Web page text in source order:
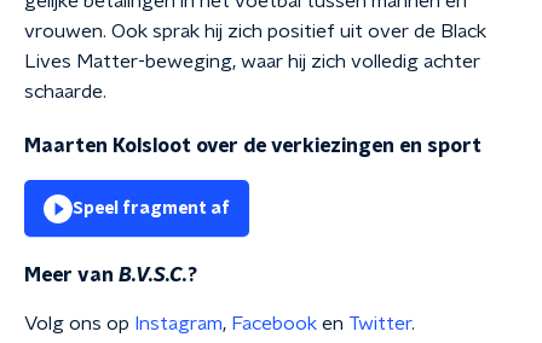
vrouwen. Ook sprak hij zich positief uit over de Black
Lives Matter-beweging, waar hij zich volledig achter
schaarde.
Maarten Kolsloot over de verkiezingen en sport
Speel fragment af
Meer van B.V.S.C.?
Volg ons op Instagram, Facebook en Twitter.